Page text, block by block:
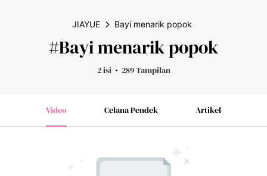
JIAYUE Bayi menarik popok
#Bayi menarik popok
2 isi 289 Tampilan
Video Celana Pendek Artikel